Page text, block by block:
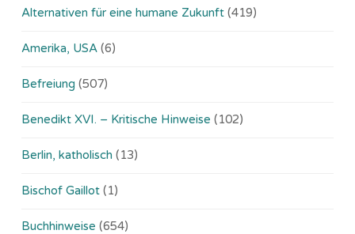
Alternativen für eine humane Zukunft (419)
Amerika, USA (6)
Befreiung (507)
Benedikt XVI. – Kritische Hinweise (102)
Berlin, katholisch (13)
Bischof Gaillot (1)
Buchhinweise (654)